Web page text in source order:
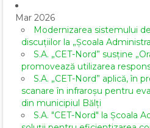
Mar 2026
Modernizarea sistemului
discuțiilor la „Școala
S.A. „CET-Nord” susține
promovează utilizarea
S.A. „CET-Nord” aplică, în
scanare în infraroșu pentru
din municipiul Bălți
S.A. "CET-Nord" la Școala